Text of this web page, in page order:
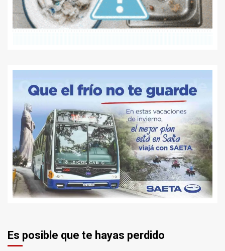
Es posible que te hayas perdido